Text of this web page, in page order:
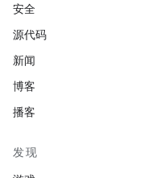
安全
源代码
新闻
博客
播客
发现